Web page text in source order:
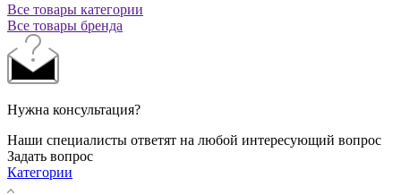
Все товары категории
Все товары бренда
Нужна консультация?
Наши специалисты ответят на любой интересующий вопрос
Задать вопрос
Категории